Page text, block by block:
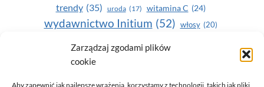
Zarządzaj zgodami plików
cookie
Aby zapewnić jak najlepsze wrażenia, korzystamy z technologii, takich jak pliki
trendy (35) uroda (17) witamina C (24)
wydawnictwo Initium (52) włosy (20)
Yasumi(164) zdrowe zęby
zdrowie